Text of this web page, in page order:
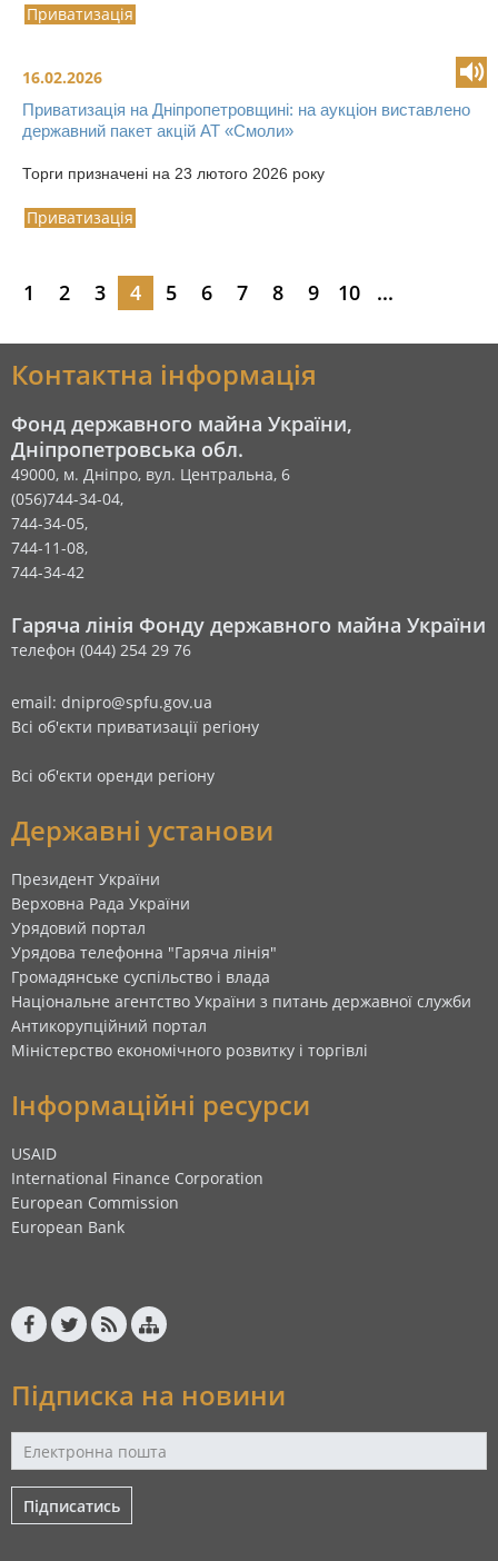
Приватизація
16.02.2026
Приватизація на Дніпропетровщині: на аукціон виставлено
державний пакет акцій АТ «Смоли»
Торги призначені на 23 лютого 2026 року
Приватизація
1 2 3 4 5 6 7 8 9 10 ...
Контактна інформація
Фонд державного майна України,
Дніпропетровська обл.
49000, м. Дніпро, вул. Центральна, 6
(056)744-34-04,
744-34-05,
744-11-08,
744-34-42
Гаряча лінія Фонду державного майна України
телефон (044) 254 29 76
email: dnipro@spfu.gov.ua
Всі об'єкти приватизації регіону
Всі об'єкти оренди регіону
Державні установи
Президент України
Верховна Рада України
Урядовий портал
Урядова телефонна "Гаряча лінія"
Громадянське суспільство і влада
Національне агентство України з питань державної служби
Антикорупційний портал
Міністерство економічного розвитку і торгівлі
Інформаційні ресурси
USAID
International Finance Corporation
European Commission
European Bank
Підписка на новини
Підписатись